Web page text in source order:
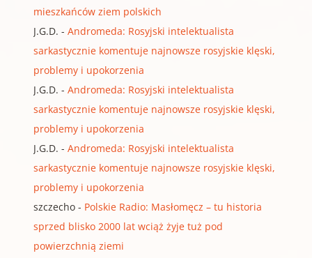
mieszkańców ziem polskich
J.G.D. - Andromeda: Rosyjski intelektualista
sarkastycznie komentuje najnowsze rosyjskie klęski,
problemy i upokorzenia
J.G.D. - Andromeda: Rosyjski intelektualista
sarkastycznie komentuje najnowsze rosyjskie klęski,
problemy i upokorzenia
J.G.D. - Andromeda: Rosyjski intelektualista
sarkastycznie komentuje najnowsze rosyjskie klęski,
problemy i upokorzenia
szczecho- Polskie Radio: Masłomęcz – tu historia
sprzed blisko 2000 lat wciąż żyje tuż pod
powierzchnią ziemi